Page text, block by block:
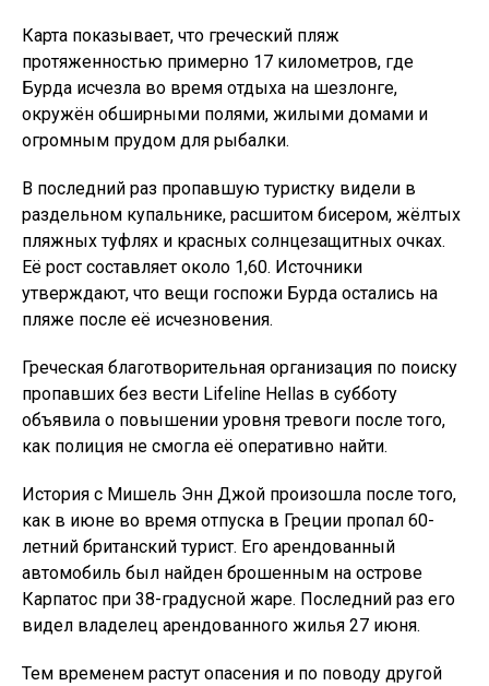
Карта показывает, что греческий пляж
протяженностью примерно 17 километров, где
Бурда исчезла во время отдыха на шезлонге,
окружён обширными полями, жилыми домами и
огромным прудом для рыбалки.
В последний раз пропавшую туристку видели в
раздельном купальнике, расшитом бисером, жёлтых
пляжных туфлях и красных солнцезащитных очках.
Её рост составляет около 1,60. Источники
утверждают, что вещи госпожи Бурда остались на
пляже после её исчезновения.
Греческая благотворительная организация по поиску
пропавших без вести Lifeline Hellas в субботу
объявила о повышении уровня тревоги после того,
как полиция не смогла её оперативно найти.
История с Мишель Энн Джой произошла после того,
как в июне во время отпуска в Греции пропал 60-
летний британский турист. Его арендованный
автомобиль был найден брошенным на острове
Карпатос при 38-градусной жаре. Последний раз его
видел владелец арендованного жилья 27 июня.
Тем временем растут опасения и по поводу другой